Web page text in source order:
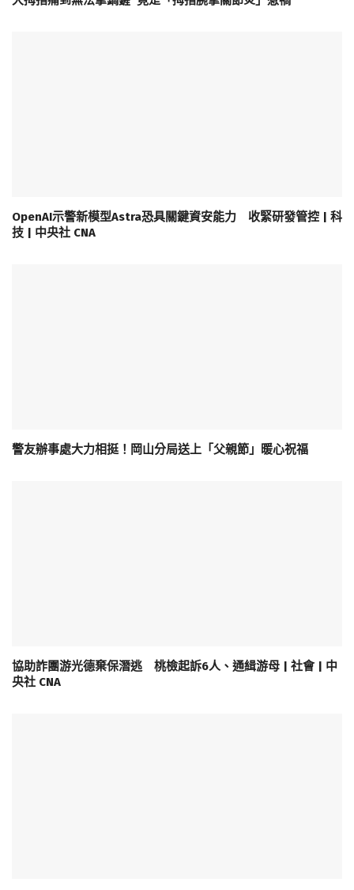
OpenAI示警新模型Astra恐具關鍵資安能力 收緊研發管控 | 科
技 | 中央社 CNA
警友辦事處大力相挺！岡山分局送上「父親節」暖心祝福
協助詐團游光德棄保潛逃 桃檢起訴6人、通緝游母 | 社會 | 中
央社 CNA